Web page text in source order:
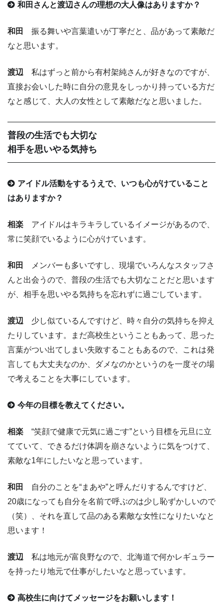
和田さんと渡辺さんの理想の大人像はありますか？
和田
振る舞いや言葉遣いが丁寧だと、品があって素敵だ
なと思います。
渡辺 私はずっと前から有村架純さんが好きなのですが、
直接お会いした時に自分の意見をしっかり持っている方だ
なと感じて、大人の女性として素敵だなと思いました。
普段の生活でも大切な
相手を思いやる気持ち
アイドル活動をするうえで、いつも心がけていること
はありますか？
相楽 アイドルはキラキラしているイメージがあるので、
常に笑顔でいるように心がけています。
和田
メンバーも多いですし、現場でいろんなスタッフさ
んと出会うので、普段の生活でも大切なことだと思います
が、相手を思いやる気持ちを忘れずに過ごしています。
渡辺 少し似ているんですけど、時々自分の気持ちを抑え
たりしています。まだ高校生ということもあって、思った
言葉がつい出てしまい失敗することもあるので、これは発
言しても大丈夫なのか、ダメなのかというのを一度その場
で考えることを大事にしています。
今年の目標を教えてください。
相楽 “笑顔で健康で元気に過ごす”という目標を元旦に立
てていて、できるだけ体調を崩さないように気をつけて、
素敵な1年にしたいなと思っています。
和田
自分のことを“まあや”と呼んだりするんですけど、
20歳になっても自分を名前で呼ぶのは少し恥ずかしいので
（笑）、それを直して品のある素敵な女性になりたいなと
思います！
渡辺 私は地元が富良野なので、北海道で何かレギュラー
を持ったり地元で仕事がしたいなと思っています。
高校生に向けてメッセージをお願いします！